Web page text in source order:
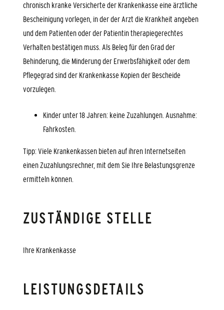
chronisch kranke Versicherte der Krankenkasse eine ärztliche
Bescheinigung vorlegen, in der der Arzt die Krankheit angeben
und dem Patienten oder der Patientin therapiegerechtes
Verhalten bestätigen muss. Als Beleg für den Grad der
Behinderung, die Minderung der Erwerbsfähigkeit oder dem
Pflegegrad sind der Krankenkasse Kopien der Bescheide
vorzulegen.
Kinder unter 18 Jahren: keine Zuzahlungen. Ausnahme:
Fahrkosten.
Tipp:Viele Krankenkassen bieten auf ihren Internetseiten
einen Zuzahlungsrechner, mit dem Sie Ihre Belastungsgrenze
ermitteln können.
ZUSTÄNDIGE STELLE
Ihre Krankenkasse
LEISTUNGSDETAILS